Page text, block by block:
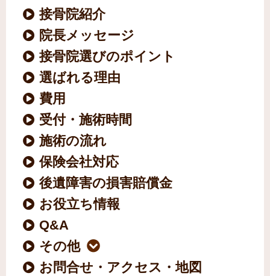
接骨院紹介
院長メッセージ
接骨院選びのポイント
選ばれる理由
費用
受付・施術時間
施術の流れ
保険会社対応
後遺障害の損害賠償金
お役立ち情報
Q&A
その他
お問合せ・アクセス・地図